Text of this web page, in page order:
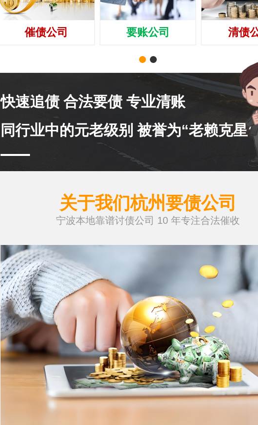
催债公司 要账公司 清债
快速追债 合法要债 专业清账
同行业中的元老级别 被誉为“老赖克星”
关于我们杭州要债公司
宁波本地靠谱讨债公司 10 年专注合法催收